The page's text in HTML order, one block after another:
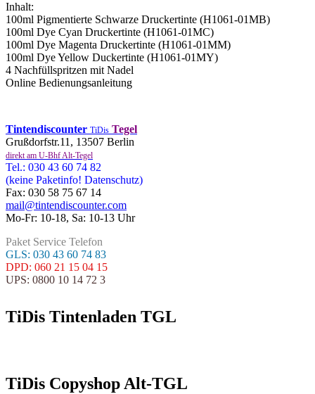
Inhalt:
100ml Pigmentierte Schwarze Druckertinte (H1061-01MB)
100ml Dye Cyan Druckertinte (H1061-01MC)
100ml Dye Magenta Druckertinte (H1061-01MM)
100ml Dye Yellow Duckertinte (H1061-01MY)
4 Nachfüllspritzen mit Nadel
Online Bedienungsanleitung
Tintendiscounter TiDis Tegel
Grußdorfstr.11, 13507 Berlin
direkt am U-Bhf Alt-Tegel
Tel.: 030 43 60 74 82
(keine Paketinfo! Datenschutz)
Fax: 030 58 75 67 14
mail@tintendiscounter.com
Mo-Fr: 10-18, Sa: 10-13 Uhr
Paket Service Telefon
GLS: 030 43 60 74 83
DPD: 060 21 15 04 15
UPS: 0800 10 14 72 3
TiDis Tintenladen TGL
TiDis Copyshop Alt-TGL